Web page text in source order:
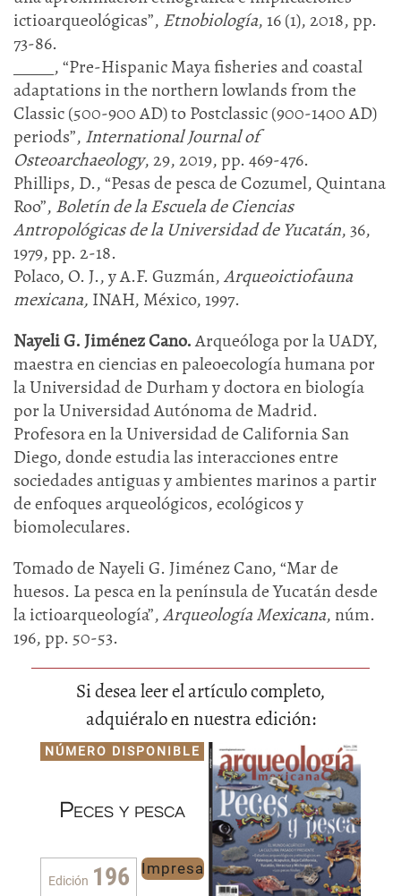
ictioarqueológicas”, Etnobiología, 16 (1), 2018, pp.
73-86.
_____, “Pre‐Hispanic Maya fisheries and coastal
adaptations in the northern lowlands from the
Classic (500-900 AD) to Postclassic (900-1400 AD)
periods”, International Journal of
Osteoarchaeology, 29, 2019, pp. 469-476.
Phillips, D., “Pesas de pesca de Cozumel, Quintana
Roo”, Boletín de la Escuela de Ciencias
Antropológicas de la Universidad de Yucatán, 36,
1979, pp. 2-18.
Polaco, O. J., y A.F. Guzmán,Arqueoictiofauna
mexicana, INAH, México, 1997.
Nayeli G. Jiménez Cano.Arqueóloga por la UADY,
maestra en ciencias en paleoecología humana por
la Universidad de Durham y doctora en biología
por la Universidad Autónoma de Madrid.
Profesora en la Universidad de California San
Diego, donde estudia las interacciones entre
sociedades antiguas y ambientes marinos a partir
de enfoques arqueológicos, ecológicos y
biomoleculares.
Tomado de Nayeli G. Jiménez Cano, “Mar de
huesos. La pesca en la península de Yucatán desde
la ictioarqueología”,Arqueología Mexicana, núm.
196, pp. 50-53.
Si desea leer el artículo completo,
adquiéralo en nuestra edición:
NÚMERO DISPONIBLE
Peces y pesca
Edición 196 Impresa